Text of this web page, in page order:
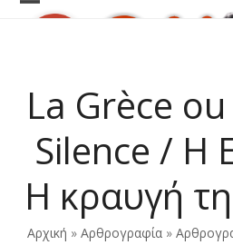
Skip
Open
Close
La Grèce
Silence / Η
Η κραυγή
Αρχική » Αρθρογραφία»